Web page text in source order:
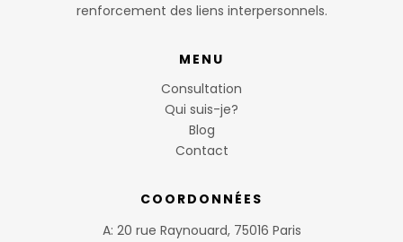
renforcement des liens interpersonnels.
MENU
Consultation
Qui suis-je?
Blog
Contact
COORDONNÉES
A: 20 rue Raynouard, 75016 Paris